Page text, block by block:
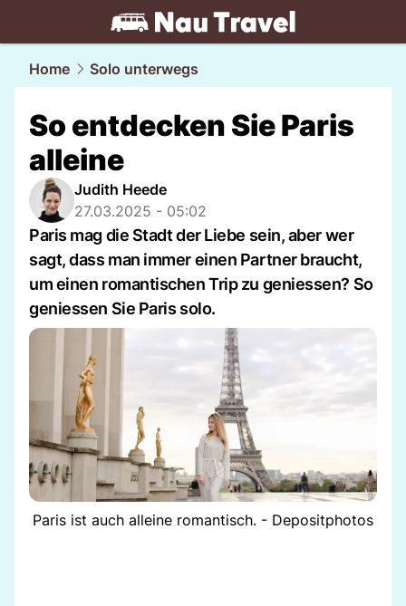
travel.NAU.ch
Home Solo unterwegs
So entdecken Sie Paris
alleine
Judith Heede
27.03.2025 - 05:02
Paris mag die Stadt der Liebe sein, aber wer
sagt, dass man immer einen Partner braucht,
um einen romantischen Trip zu geniessen? So
geniessen Sie Paris solo.
Paris ist auch alleine romantisch. - Depositphotos